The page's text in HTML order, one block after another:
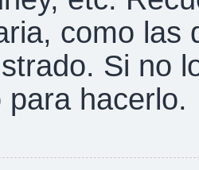
como las
Si no
para hacerlo.